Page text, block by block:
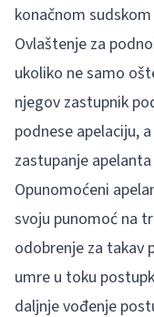
konačnom
Ovlaštenje za
ukoliko ne samo
njegov zastupnik
podnese apelaciju,
zastupanje
Opunomoćeni
svoju punomoć na
odobrenje za takav
umre u toku
daljnje vođenje